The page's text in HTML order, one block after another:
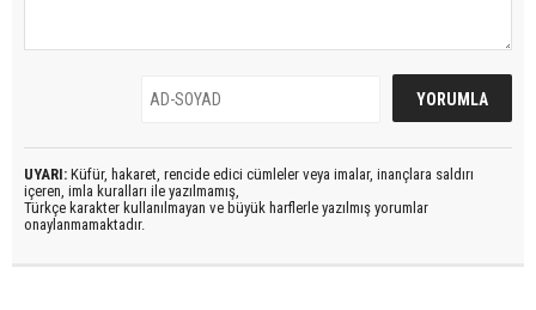
UYARI: Küfür, hakaret, rencide edici cümleler veya imalar, inançlara saldırı
içeren, imla kuralları ile yazılmamış,
Türkçe karakter kullanılmayan ve büyük harflerle yazılmış yorumlar
onaylanmamaktadır.